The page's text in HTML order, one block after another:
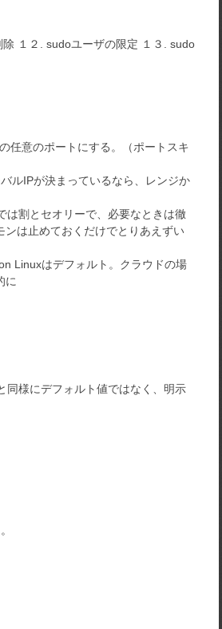
１２. sudoユーザの限定 １３. sudo
任意のポートにする。（ポートスキ
ルIPが決まっているなら、レンジか
割とセオリーで、必要なときは徹
は止めておくだけでとりあえずい
Linuxはデフォルト。クラウドの場
に
同様にデフォルト値ではなく、明示